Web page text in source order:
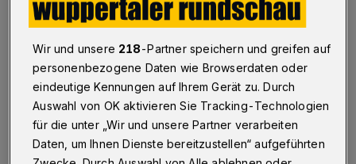
Wuppertal·Noch bis einschließlich 29. Mai können
Ehrenamtsstipendium der Stadt Wuppertal bewerben.
Eine Minute Lesezeit
Wir und unsere 218-Partner speichern und greifen auf
personenbezogene Daten wie Browserdaten oder
eindeutige Kennungen auf Ihrem Gerät zu. Durch
Auswahl von OK aktivieren Sie Tracking-Technologien
für die unter „Wir und unsere Partner verarbeiten
Daten, um Ihnen Dienste bereitzustellen“ aufgeführten